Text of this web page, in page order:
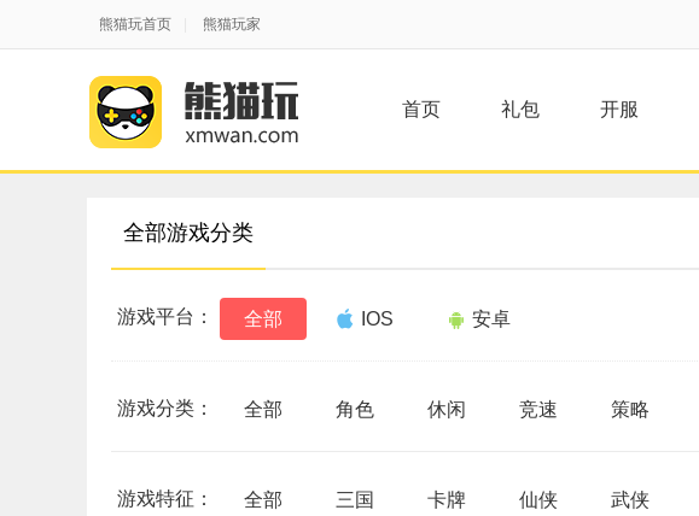
熊猫玩首页 熊猫玩家
首页 礼包 开服
全部游戏分类
游戏平台： 全部 IOS 安卓
游戏分类： 全部 角色 休闲 竞速 策略
游戏特征： 全部 三国 卡牌 仙侠 武侠